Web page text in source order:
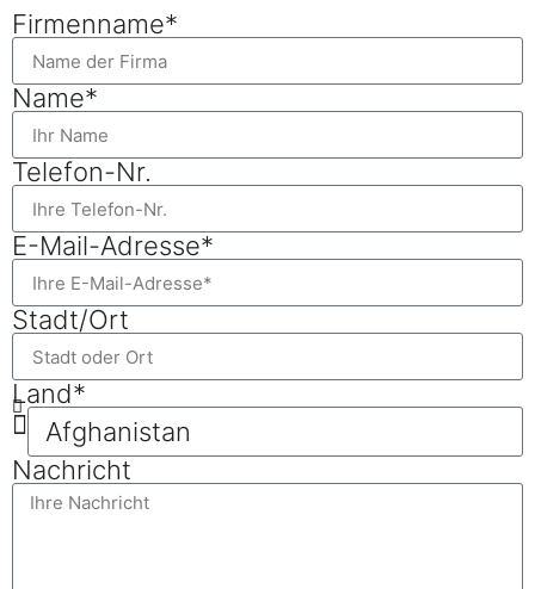
Firmenname*
Name*
Telefon-Nr.
E-Mail-Adresse*
Stadt/Ort
Land*
Nachricht